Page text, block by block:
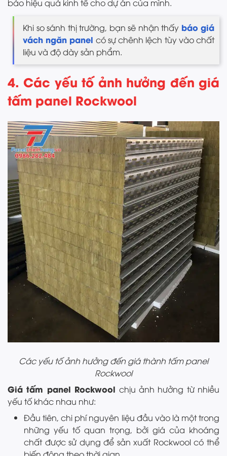
bảo hiệu quả kinh tế cho dự án của mình.
Khi so sánh thị trường, bạn sẽ nhận thấy báo giá
vách ngăn panel có sự chênh lệch tùy vào chất
liệu và độ dày sản phẩm.
4. Các yếu tố ảnh hưởng đến giá
tấm panel Rockwool
Các yếu tố ảnh hưởng đến giá thành tấm panel
Rockwool
Giá tấm panel Rockwool chịu ảnh hưởng từ nhiều
yếu tố khác nhau như:
Đầu tiên, chi phí nguyên liệu đầu vào là một trong
những yếu tố quan trọng, bởi giá của khoáng
chất được sử dụng để sản xuất Rockwool có thể